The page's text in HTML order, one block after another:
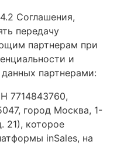
Соглашения,
передачу
партнерам при
и
партнерами:
7714843760,
город Москва, 1-
21), которое
inSales, на